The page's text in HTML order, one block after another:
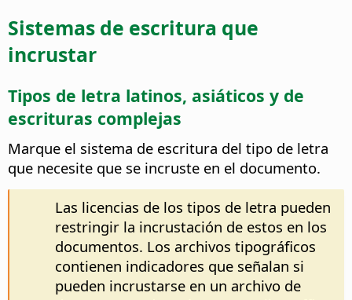
Sistemas de escritura que
incrustar
Tipos de letra latinos, asiáticos y de
escrituras complejas
Marque el sistema de escritura del tipo de letra
que necesite que se incruste en el documento.
Las licencias de los tipos de letra pueden
restringir la incrustación de estos en los
documentos. Los archivos tipográficos
contienen indicadores que señalan si
pueden incrustarse en un archivo de